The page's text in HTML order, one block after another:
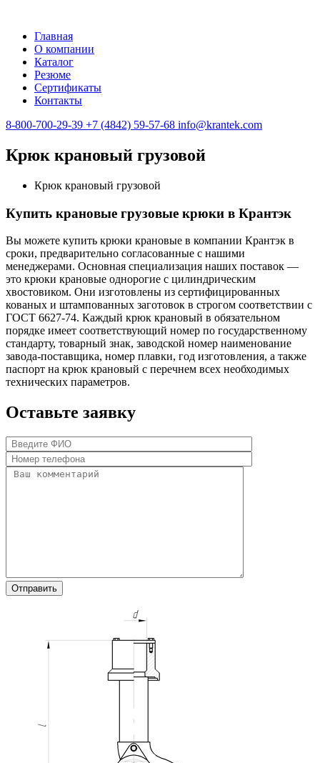
Главная
О компании
Каталог
Резюме
Сертификаты
Контакты
8-800-700-29-39 +7 (4842) 59-57-68 info@krantek.com
Крюк крановый грузовой
Крюк крановый грузовой
Купить крановые грузовые крюки в Крантэк
Вы можете купить крюки крановые в компании Крантэк в
сроки, предварительно согласованные с нашими
менеджерами. Основная специализация наших поставок —
это крюки крановые однорогие с цилиндрическим
хвостовиком. Они изготовлены из сертифицированных
кованых и штампованных заготовок в строгом соответствии с
ГОСТ 6627-74. Каждый крюк крановый в обязательном
порядке имеет соответствующий номер по государственному
стандарту, товарный знак, заводской номер наименование
завода-поставщика, номер плавки, год изготовления, а также
паспорт на крюк крановый с перечнем всех необходимых
технических параметров.
Оставьте заявку